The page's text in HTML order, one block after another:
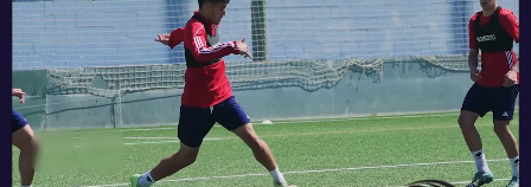
Une société de :